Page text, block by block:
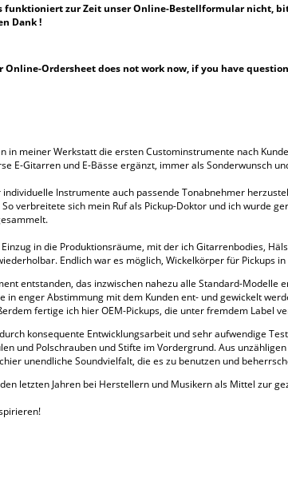
funktioniert zur Zeit unser Online-Bestellformular nicht,
Dank !
Ordersheet does not work now, if you have
in meiner Werkstatt die ersten Custominstrumente nach
E-Gitarren und E-Bässe ergänzt, immer als Sonderwunsch
Instrumente auch passende Tonabnehmer
verbreitete sich mein Ruf als Pickup-Doktor und ich wurde
in die Produktionsräume, mit der ich Gitarrenbodies,
Endlich war es möglich, Wickelkörper für Pickups
entstanden, das inzwischen nahezu alle Standard-
in enger Abstimmung mit dem Kunden ent- und gewickelt
fertige ich hier OEM-Pickups, die unter fremdem Label
konsequente Entwicklungsarbeit und sehr aufwendige
und Polschrauben und Stifte im Vordergrund. Aus
unendliche Soundvielfalt, die es zu benutzen und
letzten Jahren bei Herstellern und Musikern als Mittel zur